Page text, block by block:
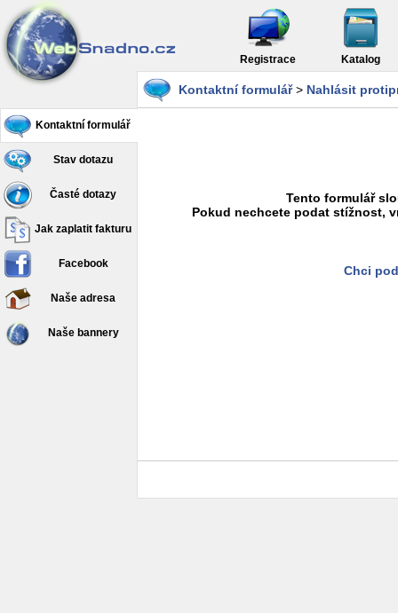
Registrace Katalog
Kontaktní formulář
Stav dotazu
Časté dotazy
Jak zaplatit fakturu
Facebook
Naše adresa
Naše bannery
Kontaktní formulář> Nahlásit
Tento formulář
Pokud nechcete podat stížnost,
Chci